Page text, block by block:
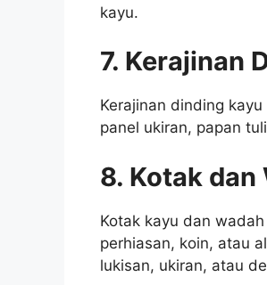
kayu.
7. Kerajinan
Kerajinan dinding
panel ukiran, papan
8. Kotak dan
Kotak kayu dan
perhiasan, koin, atau
lukisan, ukiran, atau